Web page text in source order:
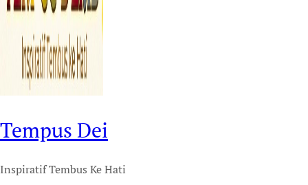
Tempus Dei
Inspiratif Tembus Ke Hati